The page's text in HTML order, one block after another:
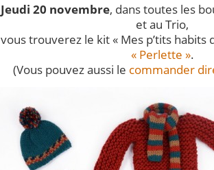
Jeudi 20 novembre, dans toutes les
et au Trio,
vous trouverez le kit « Mes p’tits habits
« Perlette ».
(Vous pouvez aussi le commander